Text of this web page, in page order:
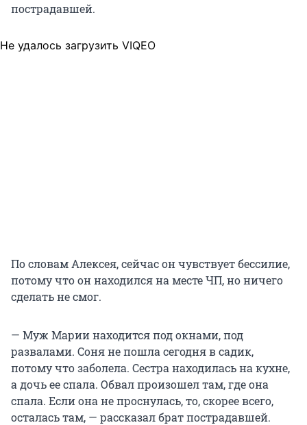
пострадавшей.
Не удалось загрузить VIQEO
По словам Алексея, сейчас он чувствует бессилие,
потому что он находился на месте ЧП, но ничего
сделать не смог.
— Муж Марии находится под окнами, под
развалами. Соня не пошла сегодня в садик,
потому что заболела. Сестра находилась на кухне,
а дочь ее спала. Обвал произошел там, где она
спала. Если она не проснулась, то, скорее всего,
осталась там, — рассказал брат пострадавшей.